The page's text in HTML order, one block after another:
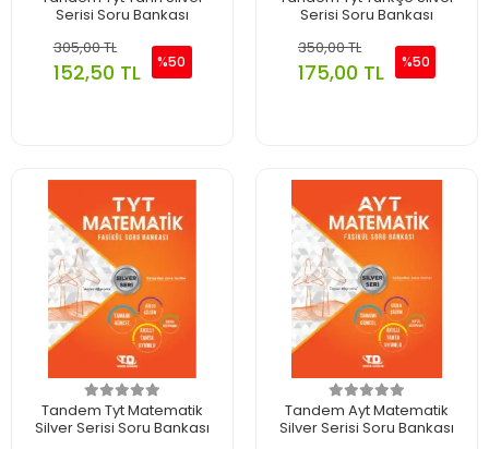
Serisi Soru Bankası
305,00 TL
152,50 TL %50
Serisi Soru Bankası
350,00 TL
175,00 TL %50
Tandem Tyt Matematik
Silver Serisi Soru Bankası
Tandem Ayt Matematik
Silver Serisi Soru Bankası